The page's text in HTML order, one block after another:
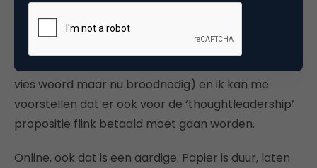
adverteerders’ gaan geld opleveren, de
advertenties op een specifieke doelgroep kunnen
voor meer worden weggezet dan de de generieke
in de gewone krant (advertentiefuik wás ooit een
vies woord maar nu broodnodig) en ik kan me
voorstellen dat er ook voor de ‘thoughtleadership’
propositie flink betaald moet gaan worden.
Online, ook dat is een aardige. Papier is duur, laten